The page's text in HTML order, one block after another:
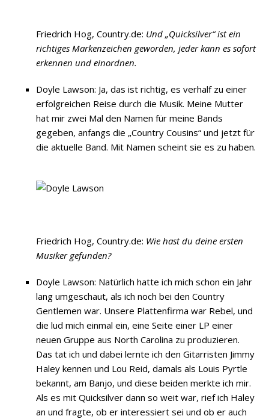
Friedrich Hog, Country.de: Und „Quicksilver“ ist ein
richtiges Markenzeichen geworden, jeder kann es sofort
erkennen und einordnen.
Doyle Lawson: Ja, das ist richtig, es verhalf zu einer
erfolgreichen Reise durch die Musik. Meine Mutter
hat mir zwei Mal den Namen für meine Bands
gegeben, anfangs die „Country Cousins“ und jetzt für
die aktuelle Band. Mit Namen scheint sie es zu haben.
Friedrich Hog, Country.de: Wie hast du deine ersten
Musiker gefunden?
Doyle Lawson: Natürlich hatte ich mich schon ein Jahr
lang umgeschaut, als ich noch bei den Country
Gentlemen war. Unsere Plattenfirma war Rebel, und
die lud mich einmal ein, eine Seite einer LP einer
neuen Gruppe aus North Carolina zu produzieren.
Das tat ich und dabei lernte ich den Gitarristen Jimmy
Haley kennen und Lou Reid, damals als Louis Pyrtle
bekannt, am Banjo, und diese beiden merkte ich mir.
Als es mit Quicksilver dann so weit war, rief ich Haley
an und fragte, ob er interessiert sei und ob er auch